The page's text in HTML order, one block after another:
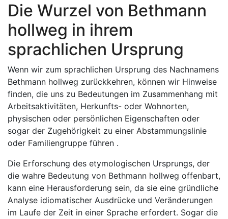
Die Wurzel von Bethmann
hollweg in ihrem
sprachlichen Ursprung
Wenn wir zum sprachlichen Ursprung des Nachnamens
Bethmann hollweg zurückkehren, können wir Hinweise
finden, die uns zu Bedeutungen im Zusammenhang mit
Arbeitsaktivitäten, Herkunfts- oder Wohnorten,
physischen oder persönlichen Eigenschaften oder
sogar der Zugehörigkeit zu einer Abstammungslinie
oder Familiengruppe führen .
Die Erforschung des etymologischen Ursprungs, der
die wahre Bedeutung von Bethmann hollweg offenbart,
kann eine Herausforderung sein, da sie eine gründliche
Analyse idiomatischer Ausdrücke und Veränderungen
im Laufe der Zeit in einer Sprache erfordert. Sogar die